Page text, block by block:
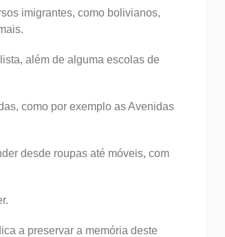
imigrantes, como bolivianos,
além de alguma escolas de
como por exemplo as Avenidas
desde roupas até móveis, com
a preservar a memória deste